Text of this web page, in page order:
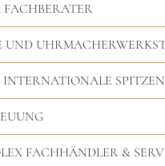
FACHBERATER
UND
INTERNATIONALE
FACHHÄNDLER &